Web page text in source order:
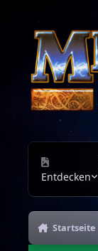
Entdecken
Startseite